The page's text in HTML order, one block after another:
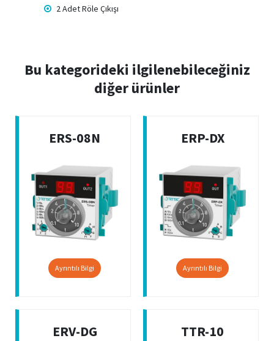
2 Adet Röle Çıkışı
Bu kategorideki ilgilenebileceğiniz
diğer ürünler
ERS-08N
Ayrıntılı Bilgi
ERP-DX
Ayrıntılı Bilgi
ERV-DG TTR-10